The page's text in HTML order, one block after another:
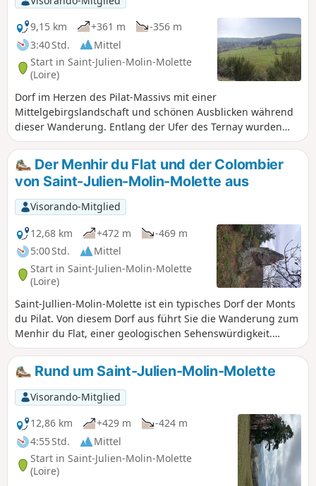
9,15 km
+361 m
-356 m
3:40 Std.
Mittel
Start in Saint-Julien-Molin-Molette
(Loire)
Dorf im Herzen des Pilat-Massivs mit einer
Mittelgebirgslandschaft und schönen Ausblicken während
dieser Wanderung. Entlang der Ufer des Ternay wurden
etwa fünfzehn Fabriken errichtet. Diese gesamte Industrie
stand in Verbindung mit den Seidenwebern aus Lyon. Ein
Teil dieser Gebäude wurde von Künstlern übernommen, um
dort Ateliers einzurichten. Informationen entnommen aus
Wikipedia. AN ALLE WANDERER (SES), DIE MEINE
WANDERROUTEN BEWANDERN: Ihr könnt Fotos hochladen
und dabei den Standort auf der Route angeben.
Der Menhir du Flat und der Colombier
von Saint-Julien-Molin-Molette aus
Visorando-Mitglied
12,68 km
+472 m
-469 m
5:00 Std.
Mittel
Start in Saint-Julien-Molin-Molette
(Loire)
Saint-Jullien-Molin-Molette ist ein typisches Dorf der Monts
du Pilat. Von diesem Dorf aus führt Sie die Wanderung zum
Menhir du Flat, einer geologischen Sehenswürdigkeit.
Nachdem Sie das Dorf Colombier durchquert haben,
wandern Sie durch den Wald, wo Sie von Zeit zu Zeit schöne
Ausblicke auf die Monts du Pilat und die Täler genießen
können.
Rund um Saint-Julien-Molin-Molette
Visorando-Mitglied
12,86 km
+429 m
-424 m
4:55 Std.
Mittel
Start in Saint-Julien-Molin-Molette
(Loire)